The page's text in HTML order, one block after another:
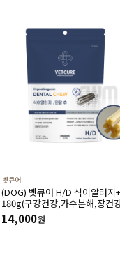
벳큐어
(DOG) 벳큐어 H/D 식이알러지
180g(구강건강,가수분해,장건
강에 도움)
14,000원